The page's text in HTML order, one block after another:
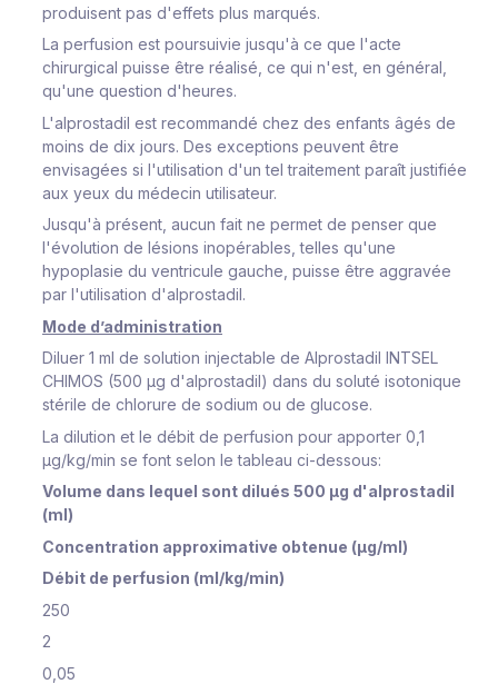
produisent pas d'effets plus marqués.
La perfusion est poursuivie jusqu'à ce que l'acte
chirurgical puisse être réalisé, ce qui n'est, en général,
qu'une question d'heures.
L'alprostadil est recommandé chez des enfants âgés de
moins de dix jours. Des exceptions peuvent être
envisagées si l'utilisation d'un tel traitement paraît justifiée
aux yeux du médecin utilisateur.
Jusqu'à présent, aucun fait ne permet de penser que
l'évolution de lésions inopérables, telles qu'une
hypoplasie du ventricule gauche, puisse être aggravée
par l'utilisation d'alprostadil.
Mode d’administration
Diluer 1 ml de solution injectable de Alprostadil INTSEL
CHIMOS (500 μg d'alprostadil) dans du soluté isotonique
stérile de chlorure de sodium ou de glucose.
La dilution et le débit de perfusion pour apporter 0,1
μg/kg/min se font selon le tableau ci-dessous:
Volume dans lequel sont dilués 500 μg d'alprostadil
(ml)
Concentration approximative obtenue (μg/ml)
Débit de perfusion (ml/kg/min)
250
2
0,05